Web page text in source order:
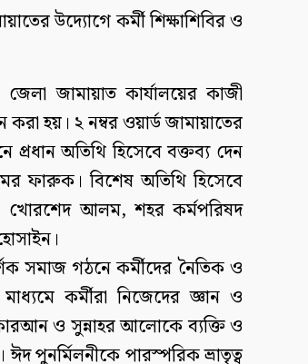
উদ্যোগে কর্মী শিক্ষাশিবির ও
জামায়াত কার্যালয়ের কাজী
হয়। ২ নম্বর ওয়ার্ড জামায়াতের
অতিথি হিসেবে বক্তব্য দেন
ফারুক। বিশেষ অতিথি হিসেবে
খোরশেদ আলম, শহর কর্মপরিষদ
সমাজ গঠনে কর্মীদের নৈতিক ও
কর্মীরা নিজেদের জ্ঞান ও
ও সুন্নাহর আলোকে ব্যক্তি ও
পুনর্মিলনীকে পারস্পরিক ভ্রাতৃত্ব